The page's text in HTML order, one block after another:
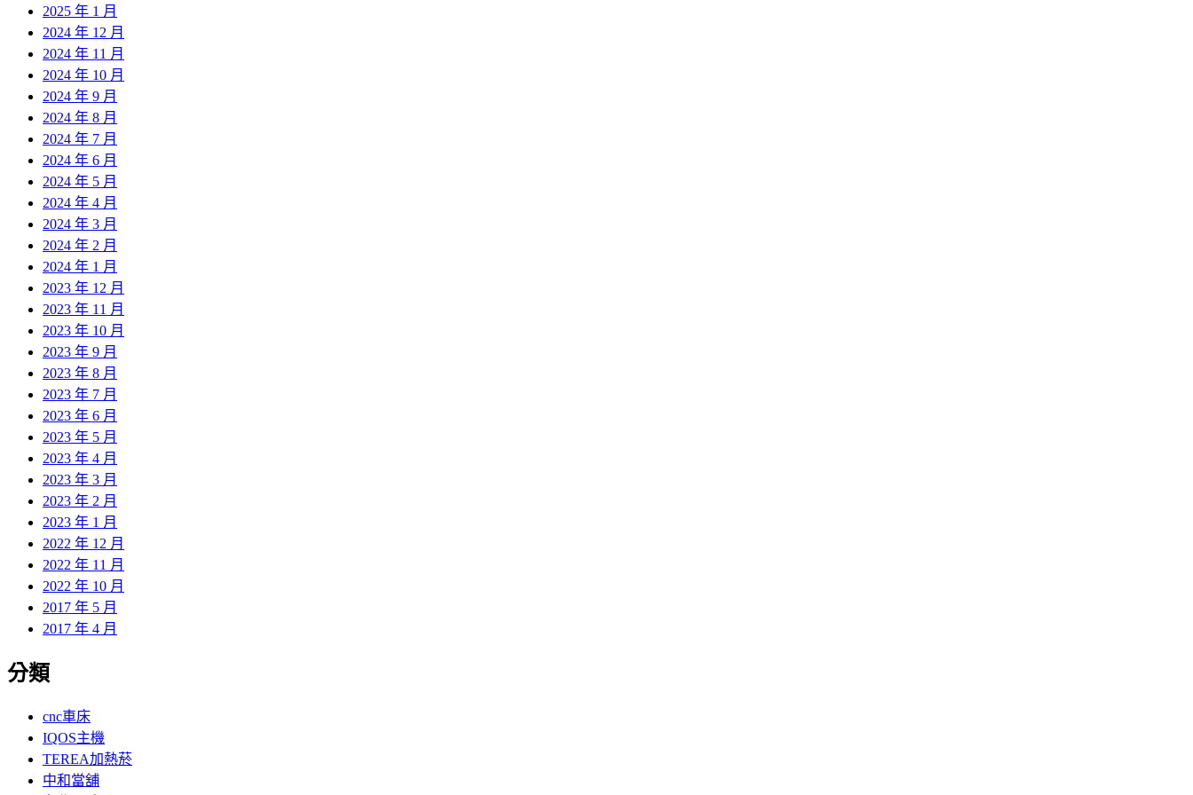
2025 年 1 月
2024 年 12 月
2024 年 11 月
2024 年 10 月
2024 年 9 月
2024 年 8 月
2024 年 7 月
2024 年 6 月
2024 年 5 月
2024 年 4 月
2024 年 3 月
2024 年 2 月
2024 年 1 月
2023 年 12 月
2023 年 11 月
2023 年 10 月
2023 年 9 月
2023 年 8 月
2023 年 7 月
2023 年 6 月
2023 年 5 月
2023 年 4 月
2023 年 3 月
2023 年 2 月
2023 年 1 月
2022 年 12 月
2022 年 11 月
2022 年 10 月
2017 年 5 月
2017 年 4 月
分類
cnc車床
IQOS主機
TEREA加熱菸
中和當舖